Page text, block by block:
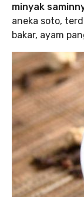
minyak
aneka soto,
bakar, ayam